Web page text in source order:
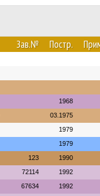
Зав.№ Постр.
1968
03.1975
1979
1979
123 1990
72114 1992
67634 1992